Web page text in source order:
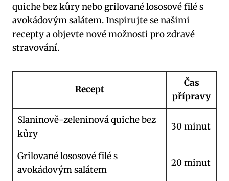
quiche bez kůry nebo grilované lososové filé s
avokádovým salátem. ⁤Inspirujte se našimi
⁣recepty a objevte nové možnosti pro ‌zdravé
stravování.
Recept
Čas
přípravy
Slaninově-zeleninová quiche bez
kůry
30 minut
Grilované lososové filé s
avokádovým salátem
20 minut